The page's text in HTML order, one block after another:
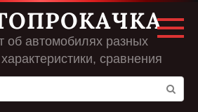
об автомобилях разных
сравнения